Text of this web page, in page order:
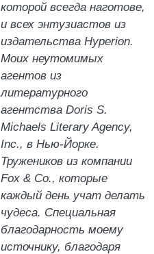
которой всегда наготове,
и всех энтузиастов из
издательства Hyperion.
Моих неутомимых
агентов из
литературного
агентства Doris S.
Michaels Literary Agency,
Inc., в Нью-Йорке.
Тружеников из компании
Fox & Co., которые
каждый день учат делать
чудеса. Специальная
благодарность моему
источнику, благодаря